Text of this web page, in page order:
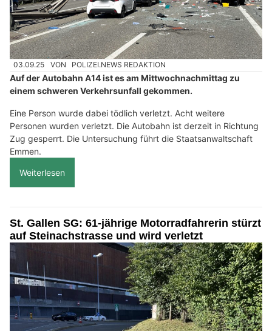
03.09.25 VON POLIZEI.NEWS REDAKTION
Auf der Autobahn A14 ist es am Mittwochnachmittag zu
einem schweren Verkehrsunfall gekommen.
Eine Person wurde dabei tödlich verletzt. Acht weitere
Personen wurden verletzt. Die Autobahn ist derzeit in Richtung
Zug gesperrt. Die Untersuchung führt die Staatsanwaltschaft
Emmen.
Weiterlesen
St. Gallen SG: 61-jährige Motorradfahrerin stürzt
auf Steinachstrasse und wird verletzt